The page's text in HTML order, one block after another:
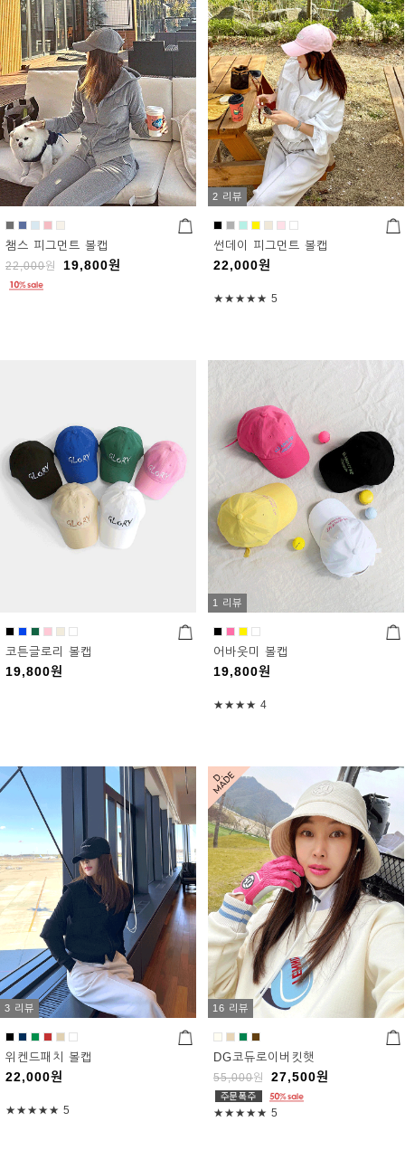
챔스 피그먼트 볼캡
22,000원 19,800원
2 리뷰
썬데이 피그먼트 볼캡
22,000원
★★★★★ 5
코튼글로리 볼캡
19,800원
1 리뷰
어바웃미 볼캡
19,800원
★★★★ 4
3 리뷰
위켄드패치 볼캡
22,000원
★★★★★ 5
16 리뷰
DG코듀로이버킷햇
55,000원 27,500원
★★★★★ 5